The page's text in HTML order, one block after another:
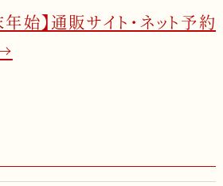
年始】通販サイト・ネット予約